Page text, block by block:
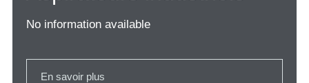
No information available
En savoir plus